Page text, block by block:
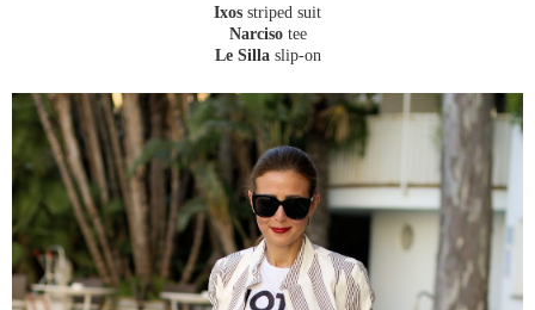
Ixos striped suit
Narcisotee
Le Sillaslip-on